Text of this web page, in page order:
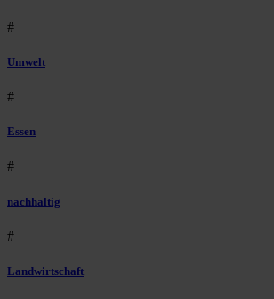
#
Umwelt
#
Essen
#
nachhaltig
#
Landwirtschaft